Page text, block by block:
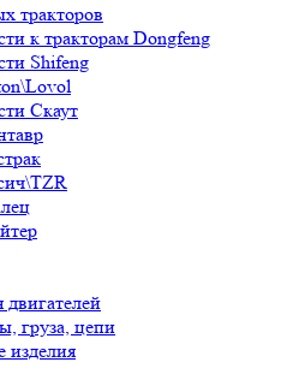
тракторов
к тракторам Dongfeng
Shifeng
Скаут
двигателей
груза, цепи
изделия